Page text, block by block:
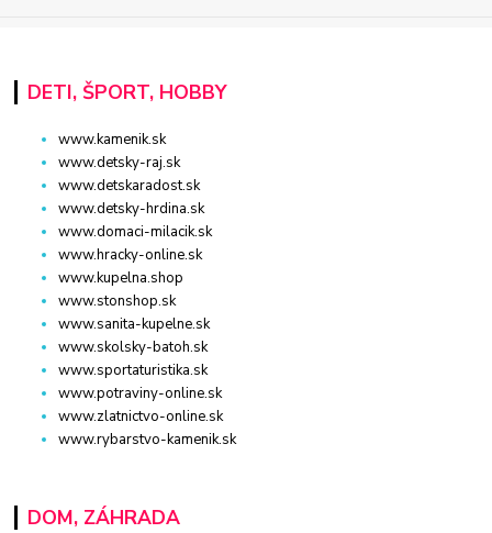
DETI, ŠPORT, HOBBY
www.kamenik.sk
www.detsky-raj.sk
www.detskaradost.sk
www.detsky-hrdina.sk
www.domaci-milacik.sk
www.hracky-online.sk
www.kupelna.shop
www.stonshop.sk
www.sanita-kupelne.sk
www.skolsky-batoh.sk
www.sportaturistika.sk
www.potraviny-online.sk
www.zlatnictvo-online.sk
www.rybarstvo-kamenik.sk
DOM, ZÁHRADA